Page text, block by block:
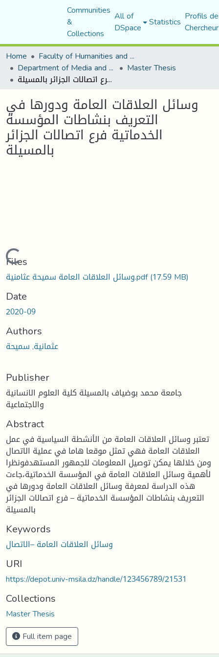
Communities
&
Collections
All of
DSpace Statistics Profils
Home
Faculty of Humanities and Social Sciences
Department of Media and Communication Studies Master Thesis
وسائل العلاقات العامة ودورها في التعريف بنشاطات المؤسسة الخدماتية فرع اتصالات الجزائر بالمسيلة
وسائل العلاقات العامة ودورها في
التعريف بنشاطات المؤسسة
الخدماتية فرع اتصالات الجزائر
بالمسيلة
Loading...
Files
وسائل العلاقات العامة سميحة عثامنية.pdf(17.59 MB)
Date
2020-09
Authors
عثمانية, سميحة
Publisher
جامعة محمد بوضياف بالمسيلة كلية العلوم الانسانية
والاجتماعية
Abstract
تعتبر وسائل العلاقات العامة من الأنشطة السياسية في عمل
العلاقات العامة فهي تمثل موقعا هاما في عملية الاتصال
ومن خلالها يمكن توصيل المعلومات للجمهور المستهدفونظرا
لأهمية وسائل العلاقات العامة في المؤسسة الخدماتية،جاءت
هذه الدراسة لمعرفة وسائل العلاقات العامة ودورها في
التعريف بنشاطات المؤسسة الخدماتية – فرع اتصالات الجزائر
بالمسيلة
Keywords
وسائل العلاقات العامة –الاتصال
URI
https://depot.univ-msila.dz/handle/123456789/21531
Collections
Master Thesis
Full item page